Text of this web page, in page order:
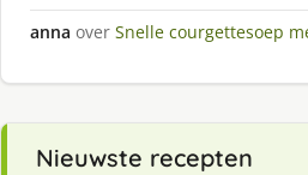
anna over Snelle courgettesoep
Nieuwste recepten